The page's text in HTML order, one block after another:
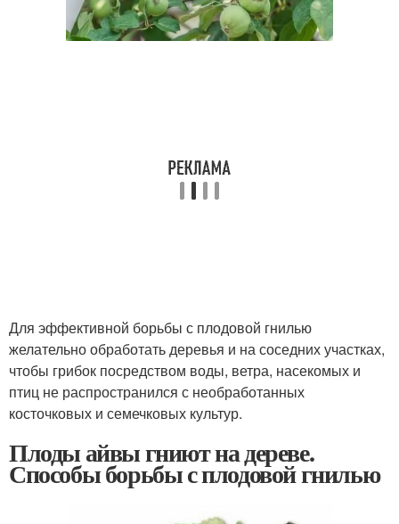
Для эффективной борьбы с плодовой гнилью
желательно обработать деревья и на соседних участках,
чтобы грибок посредством воды, ветра, насекомых и
птиц не распространился с необработанных
косточковых и семечковых культур.
Плоды айвы гниют на дереве.
Способы борьбы с плодовой гнилью